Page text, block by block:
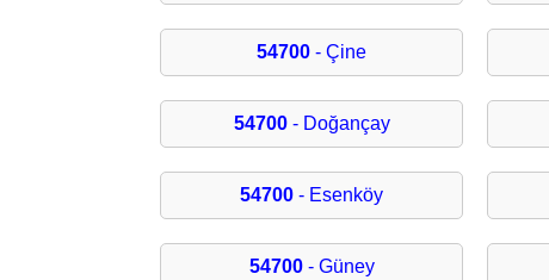
54700 - Çine
54700- Doğançay
54700 - Esenköy
54700- Güney